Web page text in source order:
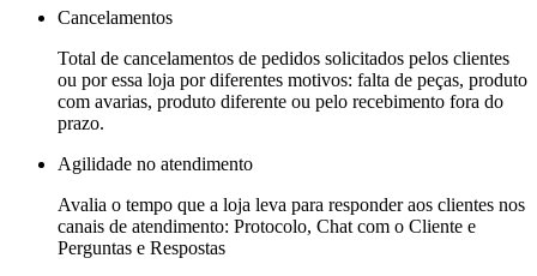
Cancelamentos
Total de cancelamentos de pedidos solicitados pelos clientes
ou por essa loja por diferentes motivos: falta de peças, produto
com avarias, produto diferente ou pelo recebimento fora do
prazo.
Agilidade no atendimento
Avalia o tempo que a loja leva para responder aos clientes nos
canais de atendimento: Protocolo, Chat com o Cliente e
Perguntas e Respostas